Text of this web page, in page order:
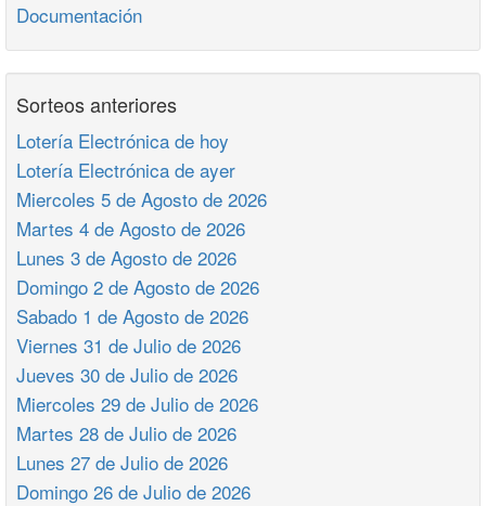
Documentación
Sorteos anteriores
Lotería Electrónica de hoy
Lotería Electrónica de ayer
Miercoles 5 de Agosto de 2026
Martes 4 de Agosto de 2026
Lunes 3 de Agosto de 2026
Domingo 2 de Agosto de 2026
Sabado 1 de Agosto de 2026
Viernes 31 de Julio de 2026
Jueves 30 de Julio de 2026
Miercoles 29 de Julio de 2026
Martes 28 de Julio de 2026
Lunes 27 de Julio de 2026
Domingo 26 de Julio de 2026